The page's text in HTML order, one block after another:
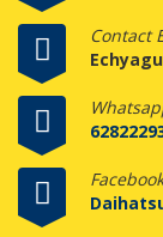
Contact
Facebook